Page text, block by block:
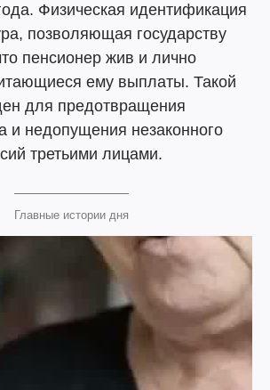
Физическая идентификация
позволяющая государству
пенсионер жив и лично
ему выплаты. Такой
для предотвращения
и недопущения незаконного
третьими лицами.
Главные истории дня